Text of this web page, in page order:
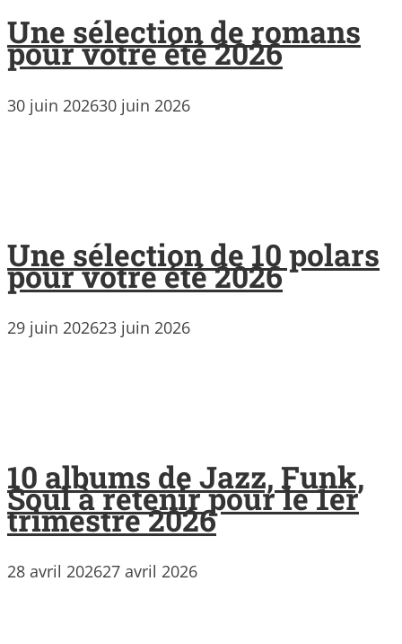
Une sélection de romans
pour votre été 2026
30 juin 202630 juin 2026
Une sélection de 10 polars
pour votre été 2026
29 juin 202623 juin 2026
10 albums de Jazz, Funk,
Soul à retenir pour le 1er
trimestre 2026
28 avril 202627 avril 2026